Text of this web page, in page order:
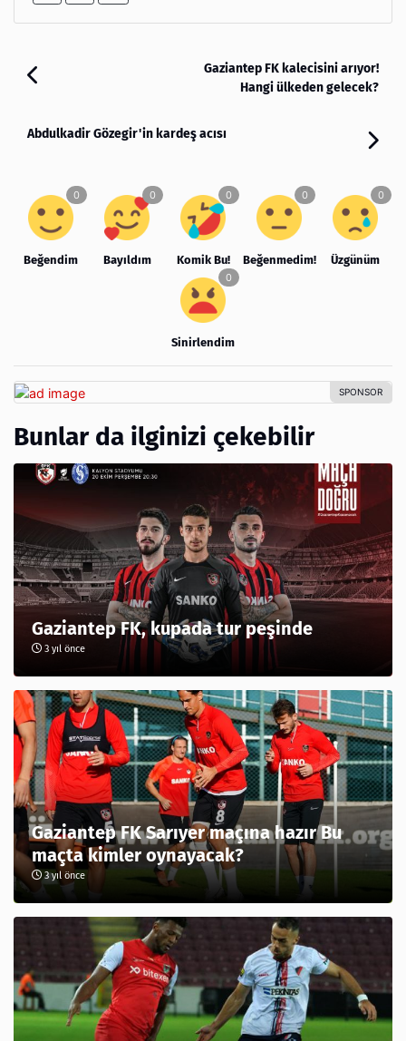
Gaziantep FK kalecisini arıyor!
Hangi ülkeden gelecek?
Abdulkadir Gözegir'in kardeş acısı
Beğendim Bayıldım Komik Bu! Beğenmedim! Üzgünüm
Sinirlendim
Bunlar da ilginizi çekebilir
Gaziantep FK, kupada tur peşinde
3 yıl önce
Gaziantep FK Sarıyer maçına hazır Bu
maçta kimler oynayacak?
3 yıl önce